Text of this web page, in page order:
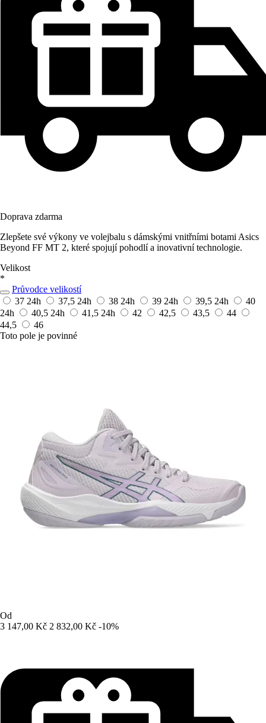
Doprava zdarma
Zlepšete své výkony ve volejbalu s dámskými vnitřními botami Asics
Beyond FF MT 2, které spojují pohodlí a inovativní technologie.
Velikost
*
Průvodce velikostí
37 24h 37,5 24h 38 24h 39 24h 39,5 24h
40
24h
40,5 24h 41,5 24h 42 42,5 43,5
44
44,5
46
Toto pole je povinné
Od
3 147,00 Kč 2 832,00 Kč -10%